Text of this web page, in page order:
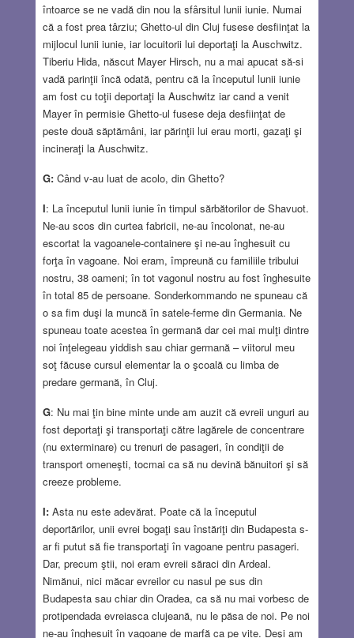
întoarce se ne vadă din nou la sfârsitul lunii iunie. Numai
că a fost prea târziu; Ghetto-ul din Cluj fusese desfiinţat la
mijlocul lunii iunie, iar locuitorii lui deportaţi la Auschwitz.
Tiberiu Hida, născut Mayer Hirsch, nu a mai apucat să-si
vadă parinţii încă odată, pentru că la începutul lunii iunie
am fost cu toţii deportaţi la Auschwitz iar cand a venit
Mayer în permisie Ghetto-ul fusese deja desfiinţat de
peste două săptămâni, iar părinţii lui erau morti, gazaţi şi
incineraţi la Auschwitz.
G:Când v-au luat de acolo, din Ghetto?
I: La începutul lunii iunie în timpul sărbătorilor de Shavuot.
Ne-au scos din curtea fabricii, ne-au încolonat, ne-au
escortat la vagoanele-containere şi ne-au înghesuit cu
forţa în vagoane. Noi eram, împreună cu familiile tribului
nostru, 38 oameni; în tot vagonul nostru au fost înghesuite
în total 85 de persoane. Sonderkommando ne spuneau că
o sa fim duşi la muncă în satele-ferme din Germania. Ne
spuneau toate acestea în germană dar cei mai mulţi dintre
noi înţelegeau yiddish sau chiar germană – viitorul meu
soţ făcuse cursul elementar la o şcoală cu limba de
predare germană, în Cluj.
G: Nu mai ţin bine minte unde am auzit că evreii unguri au
fost deportaţi şi transportaţi către lagărele de concentrare
(nu exterminare) cu trenuri de pasageri, în condiţii de
transport omeneşti, tocmai ca să nu devină bănuitori şi să
creeze probleme.
I:Asta nu este adevărat. Poate că la începutul
deportărilor, unii evrei bogaţi sau înstăriţi din Budapesta s-
ar fi putut să fie transportaţi în vagoane pentru pasageri.
Dar, precum ştii, noi eram evreii săraci din Ardeal.
Nimănui, nici măcar evreilor cu nasul pe sus din
Budapesta sau chiar din Oradea, ca să nu mai vorbesc de
protipendada evreiasca clujeană, nu le păsa de noi. Pe noi
ne-au înghesuit în vagoane de marfă ca pe vite. Deşi am